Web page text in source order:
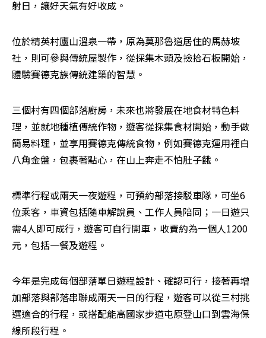
射日，讓好天氣有好收成。
位於精英村廬山溫泉一帶，原為莫那魯道居住的馬赫坡
社，則可參與傳統屋製作，從採集木頭及撿拾石板開始，
體驗賽德克族傳統建築的智慧。
三個村有四個部落廚房，未來也將發展在地食材特色料
理，並就地種植傳統作物，遊客從採集食材開始，動手做
簡易料理，並享用賽德克傳統食物，例如賽德克運用裡白
八角金盤，包裹著點心，在山上奔走不怕肚子餓。
標準行程或兩天一夜遊程，可預約部落接駁車隊，可坐6
位乘客，車資包括隨車解說員、工作人員陪同；一日遊只
需4人即可成行，遊客可自行開車，收費約為一個人1200
元，包括一餐及遊程。
今年是完成每個部落單日遊程設計、確認可行，接著再增
加部落與部落串聯成兩天一日的行程，遊客可以從三村挑
選適合的行程，或搭配能高國家步道屯原登山口到雲海保
線所段行程。